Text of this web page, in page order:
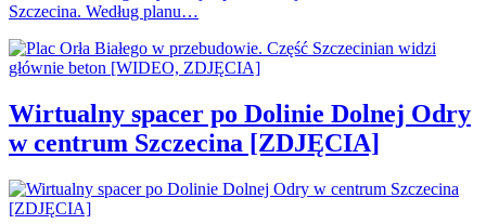
Szczecina. Według planu…
Wirtualny spacer po Dolinie Dolnej Odry
w centrum Szczecina [ZDJĘCIA]